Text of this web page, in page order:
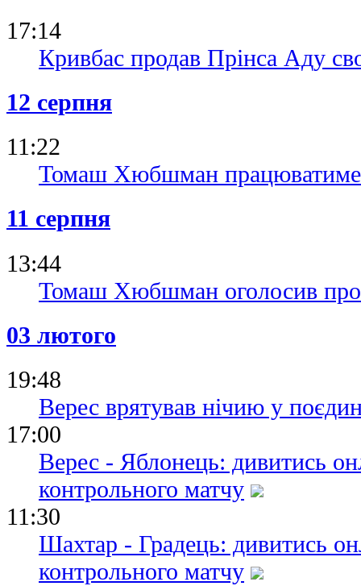
17:14
Кривбас продав Прінса Аду
12 серпня
11:22
Томаш Хюбшман працюватиме
11 серпня
13:44
Томаш Хюбшман оголосив про
03 лютого
19:48
Верес врятував нічию у
17:00
Верес - Яблонець: дивитись
контрольного матчу
11:30
Шахтар - Градець: дивитись
контрольного матчу